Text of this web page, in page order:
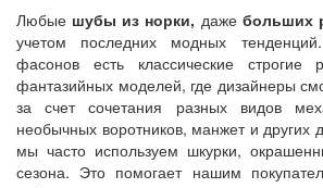
Любые шубы из норки, дажебольших
учетом последних модных
фасонов есть классические
фантазийных моделей, где дизайнеры
за счет сочетания разных видов
необычных воротников, манжет и других
мы часто используем шкурки,
сезона. Это помогает нашим